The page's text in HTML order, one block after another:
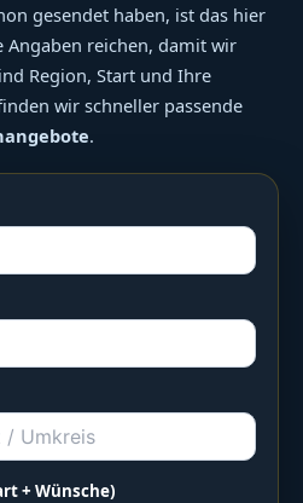
gesendet haben, ist das hier
reichen, damit wir
Region, Start und Ihre
wir schneller passende
.
+ Wünsche)